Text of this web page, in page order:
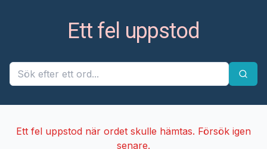
Ett fel uppstod
Ett fel uppstod när ordet skulle hämtas. Försök igen
senare.